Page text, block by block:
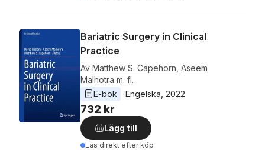
Bariatric Surgery in Clinical
Practice
Av Matthew S. Capehorn Aseem
Malhotra m. fl.
E-bok
Engelska 2022
732 kr
Lägg till
Läs direkt efter köp